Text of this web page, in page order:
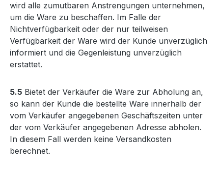
wird alle zumutbaren Anstrengungen unternehmen,
um die Ware zu beschaffen. Im Falle der
Nichtverfügbarkeit oder der nur teilweisen
Verfügbarkeit der Ware wird der Kunde unverzüglich
informiert und die Gegenleistung unverzüglich
erstattet.
5.5 Bietet der Verkäufer die Ware zur Abholung an,
so kann der Kunde die bestellte Ware innerhalb der
vom Verkäufer angegebenen Geschäftszeiten unter
der vom Verkäufer angegebenen Adresse abholen.
In diesem Fall werden keine Versandkosten
berechnet.